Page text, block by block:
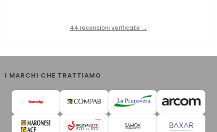
44 recensioni verificate →
I MARCHI CHE TRATTIAMO